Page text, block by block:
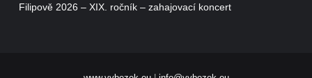
Filipově 2026 – XIX. ročník – zahajovací koncert